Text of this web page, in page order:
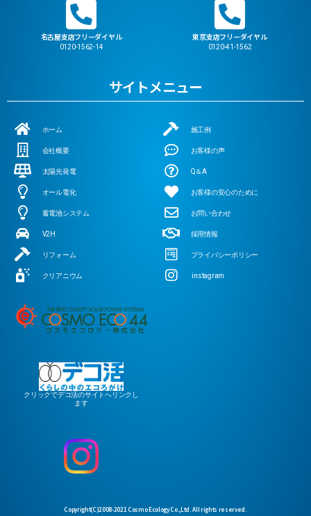
名古屋支店フリーダイヤル
0120-1562-14
東京支店フリーダイヤル
0120-41-1562
サイトメニュー
ホーム
会社概要
太陽光発電
オール電化
蓄電池システム
V2H
リフォーム
クリアニウム
施工例
お客様の声
Q＆A
お客様の安心のために
お問い合わせ
採用情報
プライバシーポリシー
instagram
クリックでデコ活のサイトへリンクし
ます
Copyright(C)2008-2021 Cosmo Ecology Co.,Ltd. All rights reserved.